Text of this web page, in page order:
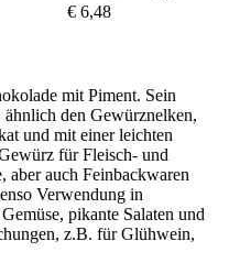
€ 6,48
mit Piment. Sein
ähnlich den Gewürznelken,
und mit einer leichten
für Fleisch- und
aber auch Feinbackwaren
Verwendung in
pikante Salaten und
z.B. für Glühwein,